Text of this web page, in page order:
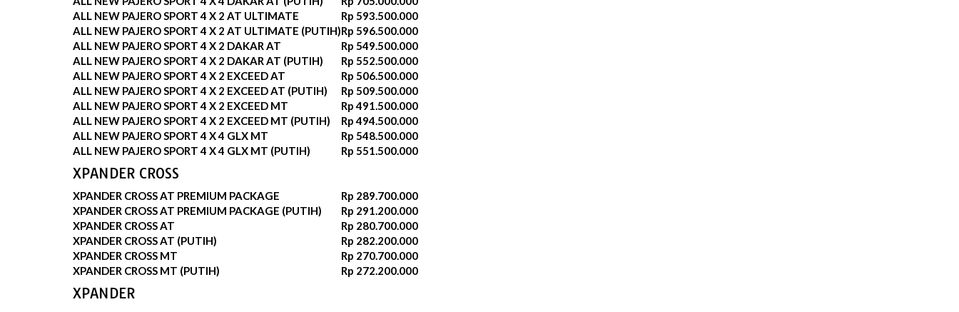
ALL NEW PAJERO SPORT 4 X 2 AT ULTIMATE
Rp 593.500.000
ALL NEW PAJERO SPORT 4 X 2 AT ULTIMATE (PUTIH)Rp 596.500.000‬
ALL NEW PAJERO SPORT 4 X 2 DAKAR AT
Rp 549.500.000
ALL NEW PAJERO SPORT 4 X 2 DAKAR AT (PUTIH)
Rp 552.500.000‬
ALL NEW PAJERO SPORT 4 X 2 EXCEED AT
Rp 506.500.000
ALL NEW PAJERO SPORT 4 X 2 EXCEED AT (PUTIH)
Rp 509.500.000‬
ALL NEW PAJERO SPORT 4 X 2 EXCEED MT
Rp 491.500.000
ALL NEW PAJERO SPORT 4 X 2 EXCEED MT (PUTIH)
Rp 494.500.000‬
ALL NEW PAJERO SPORT 4 X 4 GLX MT
Rp 548.500.000
ALL NEW PAJERO SPORT 4 X 4 GLX MT (PUTIH)
Rp 551.500.000‬
XPANDER CROSS
XPANDER CROSS AT PREMIUM PACKAGE
Rp 289.700.000‬
XPANDER CROSS AT PREMIUM PACKAGE (PUTIH)
Rp 291.200.000‬
XPANDER CROSS AT
Rp 280.700.000‬
XPANDER CROSS AT (PUTIH)
Rp 282.200.000‬
XPANDER CROSS MT
Rp 270.700.000‬
XPANDER CROSS MT (PUTIH)
Rp 272.200.000‬
XPANDER